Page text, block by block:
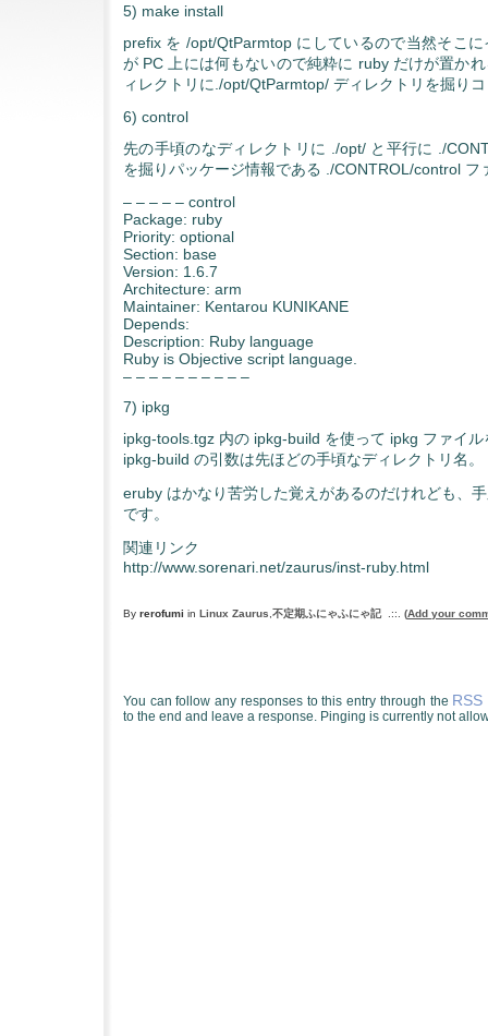
5) make install
prefix を /opt/QtParmtop にしているので当然そこ
が PC 上には何もないので純粋に ruby だけが置か
ィレクトリに./opt/QtParmtop/ ディレクトリを掘り
6) control
先の手頃のなディレクトリに ./opt/ と平行に ./
を掘りパッケージ情報である ./CONTROL/control フ
– – – – – control
Package: ruby
Priority: optional
Section: base
Version: 1.6.7
Architecture: arm
Maintainer: Kentarou KUNIKANE
Depends:
Description: Ruby language
Ruby is Objective script language.
– – – – – – – – – –
7) ipkg
ipkg-tools.tgz 内の ipkg-build を使って ipkg ファイル
ipkg-build の引数は先ほどの手頃なディレクトリ名。
eruby はかなり苦労した覚えがあるのだけれども、
です。
関連リンク
http://www.sorenari.net/zaurus/inst-ruby.html
By rerofumi in Linux Zaurus 不定期ふにゃふにゃ記.::. (Add your
You can follow any responses to this entry through the RSS
to the end and leave a response. Pinging is currently not